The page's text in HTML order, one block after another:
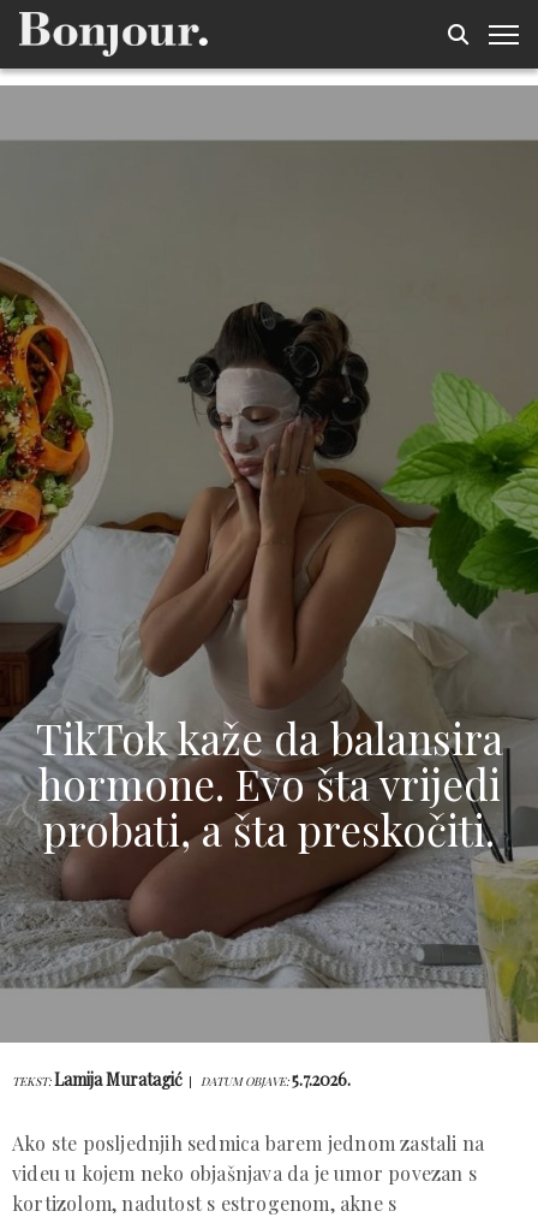
TikTok kaže da balansira
hormone. Evo šta vrijedi
probati, a šta preskočiti.
TEKST:Lamija Muratagić DATUM OBJAVE:5.7.2026.
Ako ste posljednjih sedmica barem jednom zastali na
videu u kojem neko objašnjava da je umor povezan s
kortizolom, nadutost s estrogenom, akne s